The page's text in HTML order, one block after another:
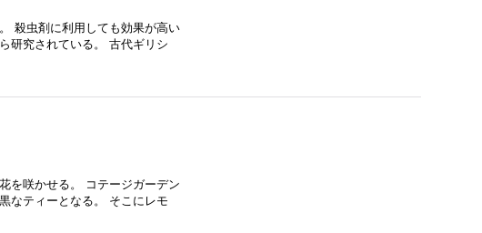
殺虫剤に利用しても効果が高い
研究されている。 古代ギリシ
を咲かせる。 コテージガーデン
なティーとなる。 そこにレモ